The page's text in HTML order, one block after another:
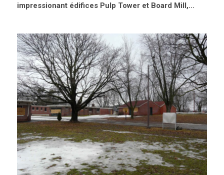
impressionant édifices Pulp Tower et Board Mill,...